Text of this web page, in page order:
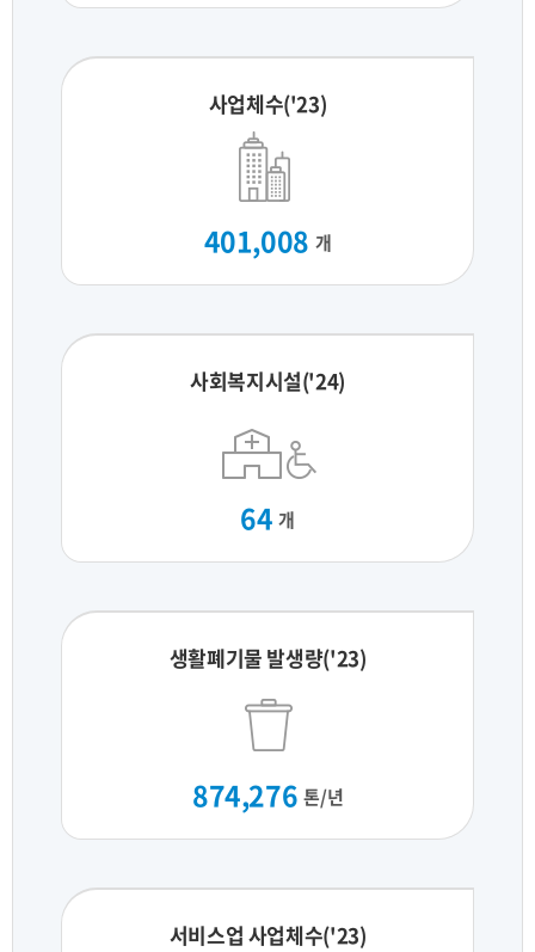
사업체수('23)
401,008 개
사회복지시설('24)
64 개
생활폐기물 발생량('23)
874,276 톤/년
서비스업 사업체수('23)